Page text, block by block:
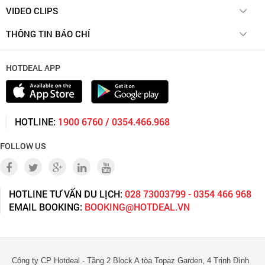
Hướng dẫn xóa tài khoản
Cơ chế kiểm soát các nhà cung cấp
Cơ chế giải quyết tranh chấp
VIDEO CLIPS
Videoclips
THÔNG TIN BÁO CHÍ
Thông cáo báo chí
HOTDEAL APP
HOTLINE: 1900 6760 / 0354.466.968
FOLLOW US
HOTLINE TƯ VẤN DU LỊCH:028 73003799 - 0354 466 968
EMAIL BOOKING: BOOKING@HOTDEAL.VN
Công ty CP Hotdeal - Tầng 2 Block A tòa Topaz Garden, 4 Trịnh Đình